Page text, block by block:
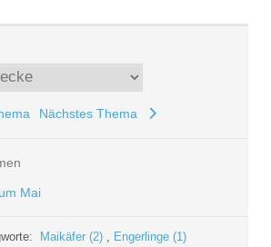
Nächstes Thema
Mai
Maikäfer (2) , Engerlinge (1)